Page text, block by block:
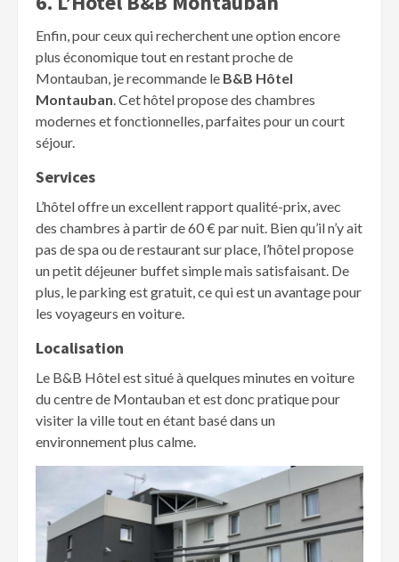
Enfin, pour ceux qui recherchent une option encore
plus économique tout en restant proche de
Montauban, je recommande le B&B Hôtel
Montauban. Cet hôtel propose des chambres
modernes et fonctionnelles, parfaites pour un court
séjour.
Services
L’hôtel offre un excellent rapport qualité-prix, avec
des chambres à partir de 60 € par nuit. Bien qu’il n’y ait
pas de spa ou de restaurant sur place, l’hôtel propose
un petit déjeuner buffet simple mais satisfaisant. De
plus, le parking est gratuit, ce qui est un avantage pour
les voyageurs en voiture.
Localisation
Le B&B Hôtel est situé à quelques minutes en voiture
du centre de Montauban et est donc pratique pour
visiter la ville tout en étant basé dans un
environnement plus calme.